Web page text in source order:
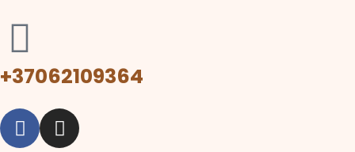
prie
turinio
+37062109364
F
a
I
n